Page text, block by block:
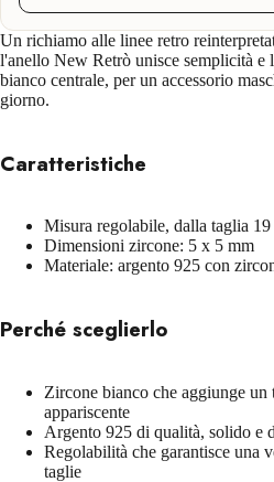
Un richiamo alle linee retro
l'anello New Retrò unisce semplicità e
bianco centrale, per un accessorio
giorno.
Caratteristiche
Misura regolabile, dalla taglia
Dimensioni zircone: 5 x 5 mm
Materiale: argento 925 con
Perché sceglierlo
Zircone bianco che aggiunge
appariscente
Argento 925 di qualità, solido e
Regolabilità che garantisce una
taglie